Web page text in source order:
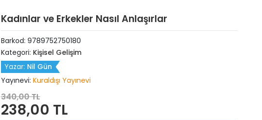
Kadınlar ve Erkekler Nasıl Anlaşırlar
Barkod: 9789752750180
Kategori: Kişisel Gelişim
Yazar: Nil Gün
Yayınevi: Kuraldışı Yayınevi
340,00 TL
238,00 TL